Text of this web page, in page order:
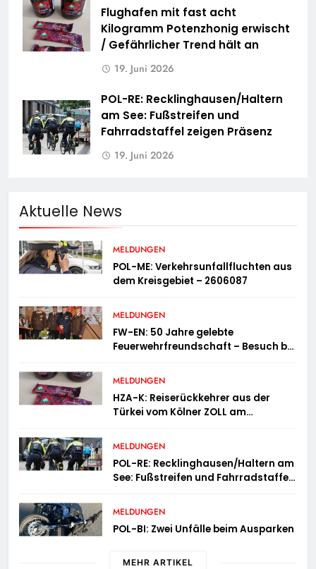
Flughafen mit fast acht
Kilogramm Potenzhonig erwischt
/ Gefährlicher Trend hält an
19. Juni 2026
POL-RE: Recklinghausen/Haltern
am See: Fußstreifen und
Fahrradstaffel zeigen Präsenz
19. Juni 2026
Aktuelle News
MELDUNGEN
POL-ME: Verkehrsunfallfluchten aus
dem Kreisgebiet – 2606087
MELDUNGEN
FW-EN: 50 Jahre gelebte
Feuerwehrfreundschaft – Besuch bei
Österreich
MELDUNGEN
HZA-K: Reiserückkehrer aus der
Türkei vom Kölner ZOLL am
Potenzhonig erwischt / Gefährlicher
MELDUNGEN
POL-RE: Recklinghausen/Haltern am
See: Fußstreifen und Fahrradstaffel
MELDUNGEN
POL-BI: Zwei Unfälle beim Ausparken
MEHR ARTIKEL